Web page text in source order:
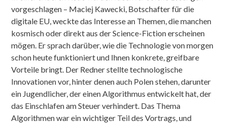
vorgeschlagen – Maciej Kawecki, Botschafter für die
digitale EU, weckte das Interesse an Themen, die manchen
kosmisch oder direkt aus der Science-Fiction erscheinen
mögen. Er sprach darüber, wie die Technologie von morgen
schon heute funktioniert und Ihnen konkrete, greifbare
Vorteile bringt. Der Redner stellte technologische
Innovationen vor, hinter denen auch Polen stehen, darunter
ein Jugendlicher, der einen Algorithmus entwickelt hat, der
das Einschlafen am Steuer verhindert. Das Thema
Algorithmen war ein wichtiger Teil des Vortrags, und